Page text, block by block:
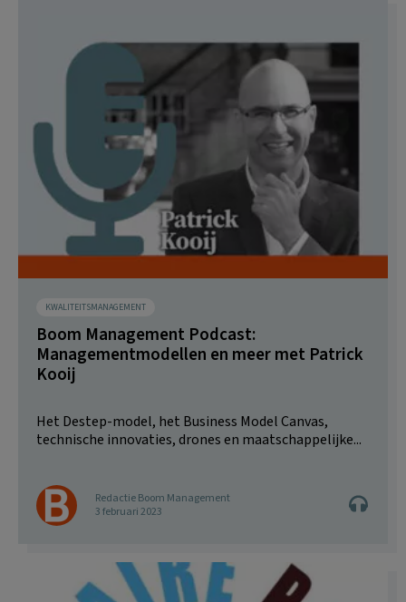
KWALITEITSMANAGEMENT
Boom Management Podcast:
Managementmodellen en meer met Patrick
Kooij
Het Destep-model, het Business Model Canvas,
technische innovaties, drones en maatschappelijke...
Redactie Boom Management
3 februari 2023